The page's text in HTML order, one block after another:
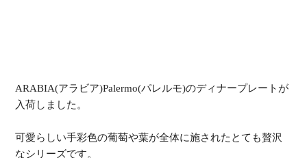
ARABIA(アラビア)Palermo(パレルモ)のディナープレートが
入荷しました。
可愛らしい手彩色の葡萄や葉が全体に施されたとても贅沢
なシリーズです。